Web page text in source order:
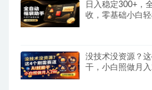
日入稳定300+，
收，零基础小白
没技术没资源？
干，小白照做月